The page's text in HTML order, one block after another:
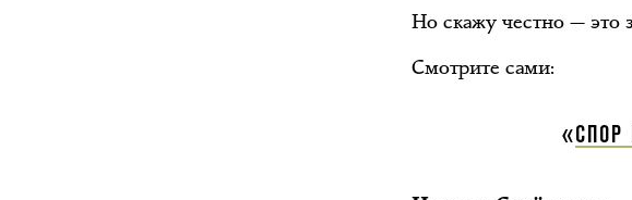
Но скажу честно — это
Смотрите сами:
«СПОР